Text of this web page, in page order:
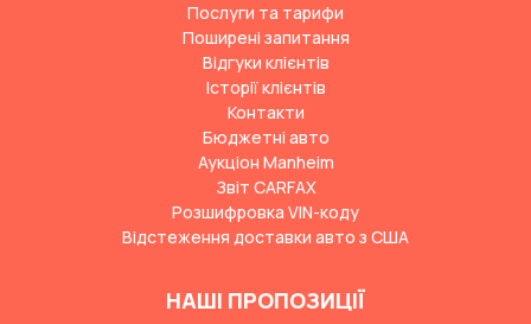
Послуги та тарифи
Поширені запитання
Відгуки клієнтів
Історії клієнтів
Контакти
Бюджетні авто
Аукціон Manheim
Звіт CARFAX
Розшифровка VIN-коду
Відстеження доставки авто з США
НАШІ ПРОПОЗИЦІЇ